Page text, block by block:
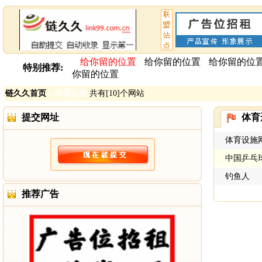
特别推荐:
给你留的位置 给你留的位置
给你留的位
你留的位置
链久久首页 → 体育运动 共有[10]个网站
提交网址
推荐广告
体
体育设施
中国乒乓
钓鱼人